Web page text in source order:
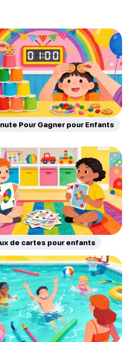
Pour Gagner pour Enfants
de cartes pour enfants